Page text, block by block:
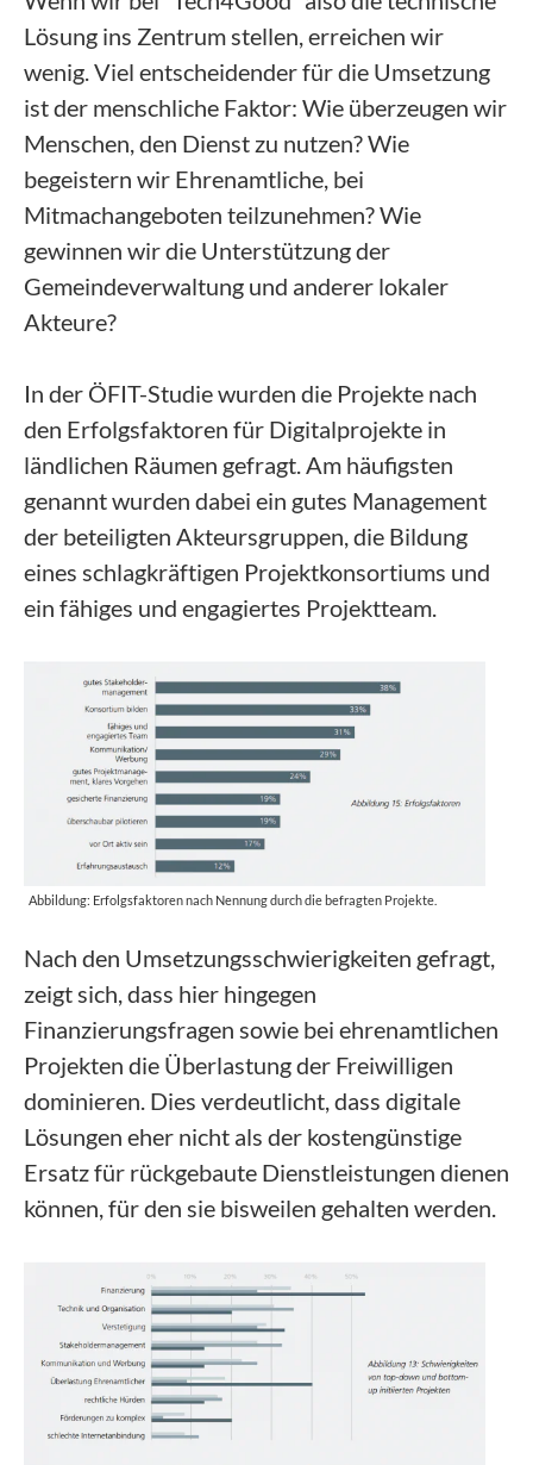
Lösung ins Zentrum stellen, erreichen wir
wenig. Viel entscheidender für die Umsetzung
ist der menschliche Faktor: Wie überzeugen wir
Menschen, den Dienst zu nutzen? Wie
begeistern wir Ehrenamtliche, bei
Mitmachangeboten teilzunehmen? Wie
gewinnen wir die Unterstützung der
Gemeindeverwaltung und anderer lokaler
Akteure?
In der ÖFIT-Studie wurden die Projekte nach
den Erfolgsfaktoren für Digitalprojekte in
ländlichen Räumen gefragt. Am häufigsten
genannt wurden dabei ein gutes Management
der beteiligten Akteursgruppen, die Bildung
eines schlagkräftigen Projektkonsortiums und
ein fähiges und engagiertes Projektteam.
Abbildung: Erfolgsfaktoren nach Nennung durch die befragten Projekte.
Nach den Umsetzungsschwierigkeiten gefragt,
zeigt sich, dass hier hingegen
Finanzierungsfragen sowie bei ehrenamtlichen
Projekten die Überlastung der Freiwilligen
dominieren. Dies verdeutlicht, dass digitale
Lösungen eher nicht als der kostengünstige
Ersatz für rückgebaute Dienstleistungen dienen
können, für den sie bisweilen gehalten werden.